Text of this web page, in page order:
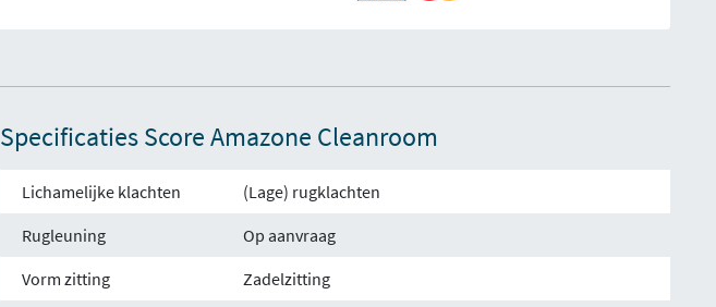
Specificaties Score Amazone Cleanroom
Lichamelijke klachten
(Lage) rugklachten
Rugleuning
Op aanvraag
Vorm zitting
Zadelzitting